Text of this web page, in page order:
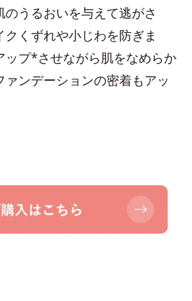
うるおいを与えて逃がさ
くずれや小じわを防ぎま
ップ*させながら肌をなめらか
ンデーションの密着もアッ